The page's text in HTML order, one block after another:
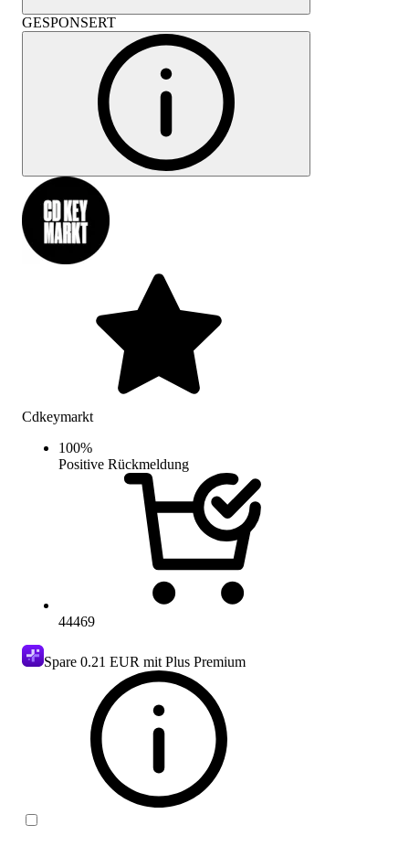
GESPONSERT
Cdkeymarkt
100%
Positive Rückmeldung
44469
Spare 0.21 EUR mit Plus Premium